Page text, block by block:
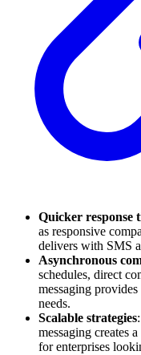
Quicker response
as responsive
delivers with SMS
Asynchronous
schedules, direct
messaging
needs.
Scalable strategies
messaging creates
for enterprises